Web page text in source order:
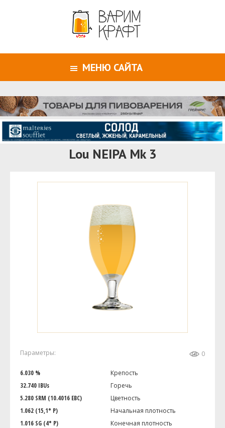
МЕНЮ САЙТА
Lou NEIPA Mk 3
Параметры: 0
6.030 %
Крепость
32.740 IBUs
Горечь
5.280 SRM (10.4016 EBC)
Цветность
1.062 (15,1° P)
Начальная плотность
1.016 SG (4° P)
Конечная плотность